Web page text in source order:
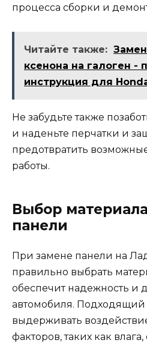
процесса сборки и
Читайте также:
ксенона на галоген -
инструкция для
Не забудьте также
и наденьте перчатки и
предотвратить
работы.
Выбор
панели
При замене панели на
правильно выбрать
обеспечит надежность и
автомобиля.
выдерживать
факторов, таких как